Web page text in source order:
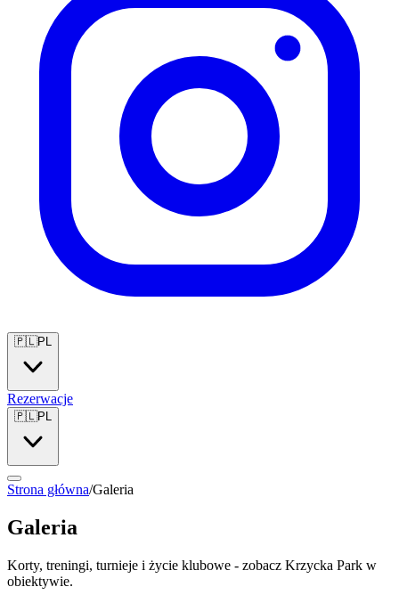
🇵🇱PL
Rezerwacje
🇵🇱PL
Strona główna/Galeria
Galeria
Korty, treningi, turnieje i życie klubowe - zobacz Krzycka Park w
obiektywie.